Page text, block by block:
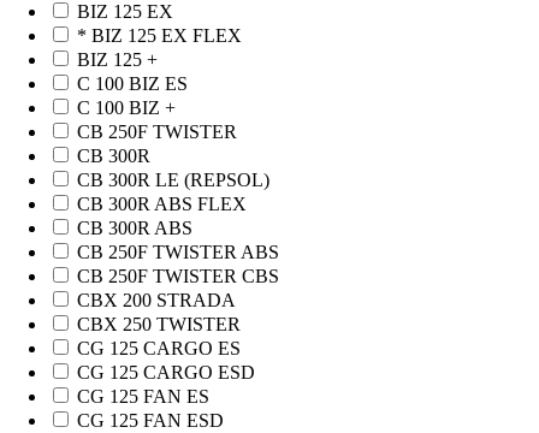
BIZ 125 EX
* BIZ 125 EX FLEX
BIZ 125 +
C 100 BIZ ES
C 100 BIZ +
CB 250F TWISTER
CB 300R
CB 300R LE (REPSOL)
CB 300R ABS FLEX
CB 300R ABS
CB 250F TWISTER ABS
CB 250F TWISTER CBS
CBX 200 STRADA
CBX 250 TWISTER
CG 125 CARGO ES
CG 125 CARGO ESD
CG 125 FAN ES
CG 125 FAN ESD